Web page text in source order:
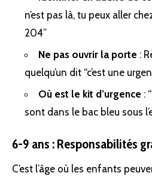
n’est pas là, tu peux aller
204”
Ne pas ouvrir la porte :
quelqu’un dit “c’est une
Où est le kit d’urgence :
sont dans le bac bleu sous
6-9 ans : Responsabilités
C’est l’âge où les enfants